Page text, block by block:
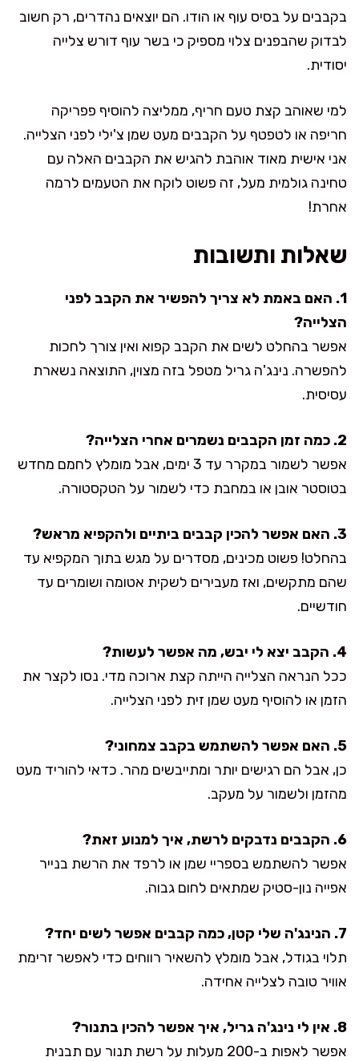
בקבבים על בסיס עוף או הודו. הם יוצאים נהדרים, רק חשוב
לבדוק שהבפנים צלוי מספיק כי בשר עוף דורש צלייה
יסודית.
למי שאוהב קצת טעם חריף, ממליצה להוסיף פפריקה
חריפה או לטפטף על הקבבים מעט שמן צ'ילי לפני הצלייה.
אני אישית מאוד אוהבת להגיש את הקבבים האלה עם
טחינה גולמית מעל, זה פשוט לוקח את הטעמים לרמה
אחרת!
שאלות ותשובות
1. האם באמת לא צריך להפשיר את הקבב לפני
הצלייה?
אפשר בהחלט לשים את הקבב קפוא ואין צורך לחכות
להפשרה. נינג'ה גריל מטפל בזה מצוין, התוצאה נשארת
עסיסית.
2. כמה זמן הקבבים נשמרים אחרי הצלייה?
אפשר לשמור במקרר עד 3 ימים, אבל מומלץ לחמם מחדש
בטוסטר אובן או במחבת כדי לשמור על הטקסטורה.
3. האם אפשר להכין קבבים ביתיים ולהקפיא מראש?
בהחלט! פשוט מכינים, מסדרים על מגש בתוך המקפיא עד
שהם מתקשים, ואז מעבירים לשקית אטומה ושומרים עד
חודשיים.
4. הקבב יצא לי יבש, מה אפשר לעשות?
ככל הנראה הצלייה הייתה קצת ארוכה מדי. נסו לקצר את
הזמן או להוסיף מעט שמן זית לפני הצלייה.
5. האם אפשר להשתמש בקבב צמחוני?
כן, אבל הם רגישים יותר ומתייבשים מהר. כדאי להוריד מעט
מהזמן ולשמור על מעקב.
6. הקבבים נדבקים לרשת, איך למנוע זאת?
אפשר להשתמש בספריי שמן או לרפד את הרשת בנייר
אפייה נון-סטיק שמתאים לחום גבוה.
7. הנינג'ה שלי קטן, כמה קבבים אפשר לשים יחד?
תלוי בגודל, אבל מומלץ להשאיר רווחים כדי לאפשר זרימת
אוויר טובה לצלייה אחידה.
8. אין לי נינג'ה גריל, איך אפשר להכין בתנור?
אפשר לאפות ב-200 מעלות על רשת תנור עם תבנית